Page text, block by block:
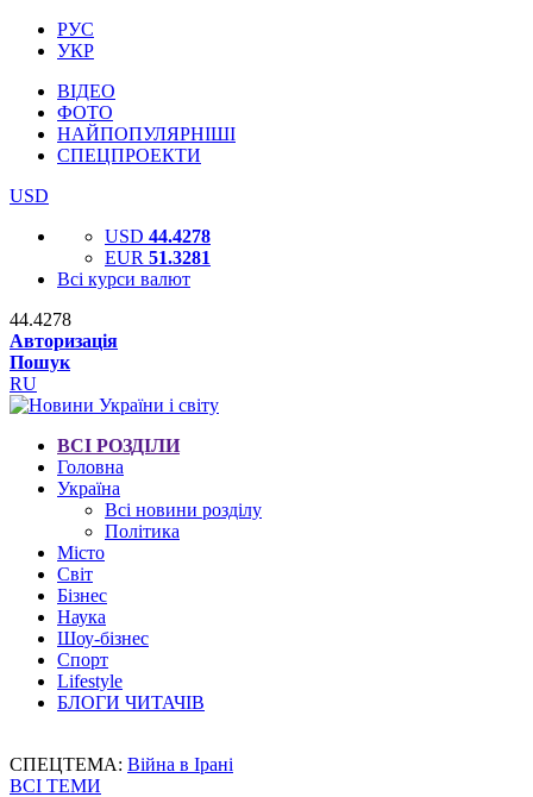
РУС
УКР
ВІДЕО
ФОТО
НАЙПОПУЛЯРНІШІ
СПЕЦПРОЕКТИ
USD
USD 44.4278
EUR 51.3281
Всі курси валют
44.4278
Авторизація
Пошук
RU
ВСІ РОЗДІЛИ
Головна
Україна
Всі новини розділу
Політика
Місто
Світ
Бізнес
Наука
Шоу-бізнес
Спорт
Lifestyle
БЛОГИ ЧИТАЧІВ
СПЕЦТЕМА: Війна в Ірані
ВСІ ТЕМИ